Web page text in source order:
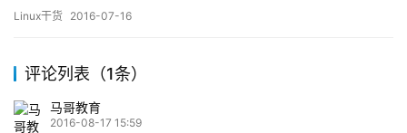
Linux干货 2016-07-16
评论列表（1条）
马哥教育
2016-08-17 15:59